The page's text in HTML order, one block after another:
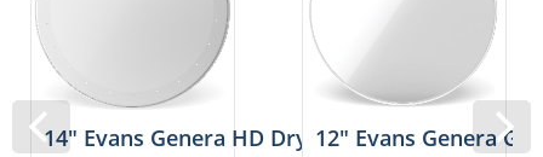
14" Evans Genera HD Dry - Coated12" Evans Genera G2